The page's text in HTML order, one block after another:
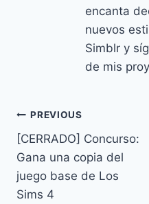
encanta
nuevos
Simblr y
de mis
Navegación
de
entradas
PREVIOUS
[CERRADO] Concurso:
Gana una copia del
juego base de Los
Sims 4